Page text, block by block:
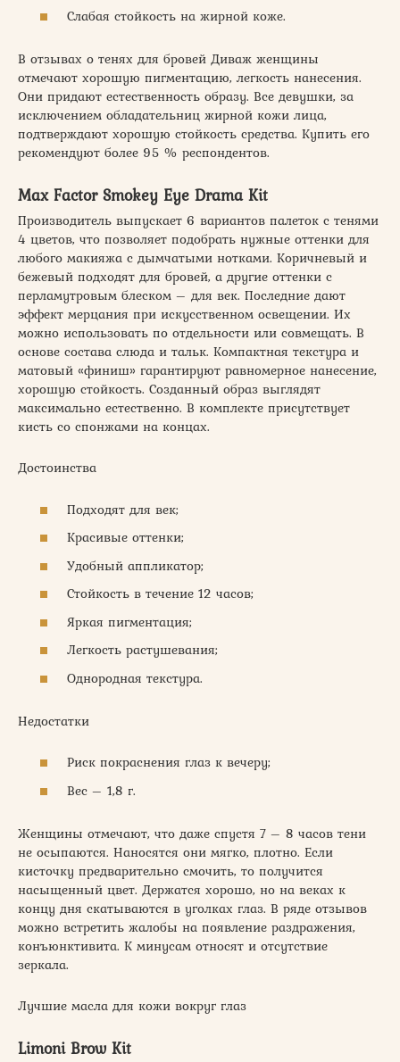
Слабая стойкость на жирной коже.
В отзывах о тенях для бровей Диваж женщины
отмечают хорошую пигментацию, легкость нанесения.
Они придают естественность образу. Все девушки, за
исключением обладательниц жирной кожи лица,
подтверждают хорошую стойкость средства. Купить его
рекомендуют более 95 % респондентов.
Max Factor Smokey Eye Drama Kit
Производитель выпускает 6 вариантов палеток с тенями
4 цветов, что позволяет подобрать нужные оттенки для
любого макияжа с дымчатыми нотками. Коричневый и
бежевый подходят для бровей, а другие оттенки с
перламутровым блеском – для век. Последние дают
эффект мерцания при искусственном освещении. Их
можно использовать по отдельности или совмещать. В
основе состава слюда и тальк. Компактная текстура и
матовый «финиш» гарантируют равномерное нанесение,
хорошую стойкость. Созданный образ выглядят
максимально естественно. В комплекте присутствует
кисть со спонжами на концах.
Достоинства
Подходят для век;
Красивые оттенки;
Удобный аппликатор;
Стойкость в течение 12 часов;
Яркая пигментация;
Легкость растушевания;
Однородная текстура.
Недостатки
Риск покраснения глаз к вечеру;
Вес – 1,8 г.
Женщины отмечают, что даже спустя 7 – 8 часов тени
не осыпаются. Наносятся они мягко, плотно. Если
кисточку предварительно смочить, то получится
насыщенный цвет. Держатся хорошо, но на веках к
концу дня скатываются в уголках глаз. В ряде отзывов
можно встретить жалобы на появление раздражения,
конъюнктивита. К минусам относят и отсутствие
зеркала.
Лучшие масла для кожи вокруг глаз
Limoni Brow Kit